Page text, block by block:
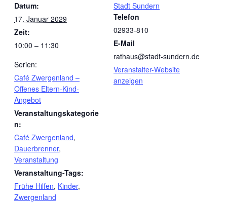
Datum:
17. Januar 2029
Zeit:
10:00 – 11:30
Serien:
Café Zwergenland –
Offenes Eltern-Kind-
Angebot
Veranstaltungskategorie
n:
Café Zwergenland,
Dauerbrenner,
Veranstaltung
Veranstaltung-Tags:
Frühe Hilfen, Kinder,
Zwergenland
Stadt Sundern
Telefon
02933-810
E-Mail
rathaus@stadt-sundern.de
Veranstalter-Website
anzeigen